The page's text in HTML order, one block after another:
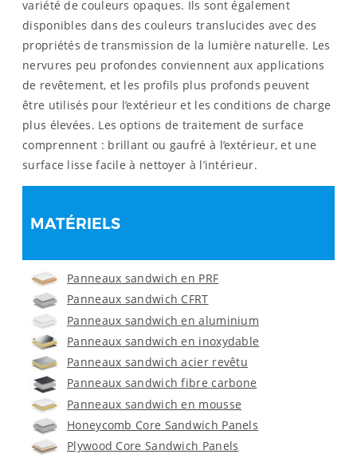
variété de couleurs opaques. Ils sont également
disponibles dans des couleurs translucides avec des
propriétés de transmission de la lumière naturelle. Les
nervures peu profondes conviennent aux applications
de revêtement, et les profils plus profonds peuvent
être utilisés pour l’extérieur et les conditions de charge
plus élevées. Les options de traitement de surface
comprennent : brillant ou gaufré à l’extérieur, et une
surface lisse facile à nettoyer à l’intérieur.
MATÉRIELS
Panneaux sandwich en PRF
Panneaux sandwich CFRT
Panneaux sandwich en aluminium
Panneaux sandwich en inoxydable
Panneaux sandwich acier revêtu
Panneaux sandwich fibre carbone
Panneaux sandwich en mousse
Honeycomb Core Sandwich Panels
Plywood Core Sandwich Panels